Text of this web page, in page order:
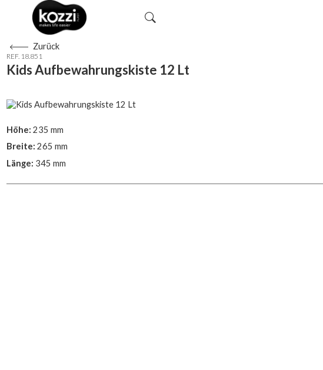
Zurück
REF. 18.851
Kids Aufbewahrungskiste 12 Lt
Höhe: 235 mm
Breite: 265 mm
Länge: 345 mm